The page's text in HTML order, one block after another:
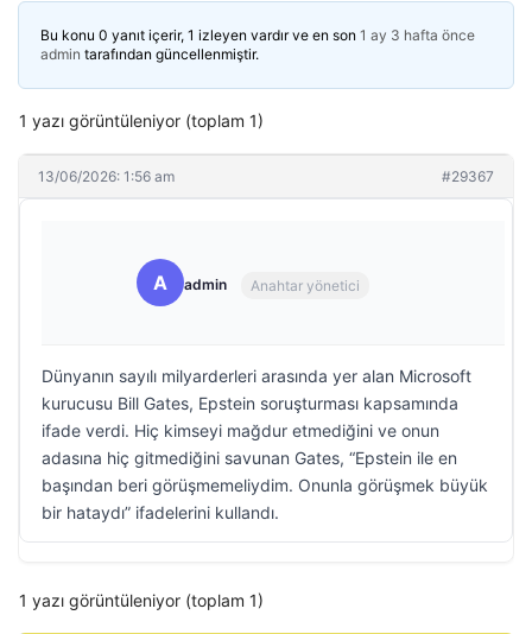
Bu konu 0 yanıt içerir, 1 izleyen vardır ve en son 1 ay 3 hafta önce
admin tarafından güncellenmiştir.
1 yazı görüntüleniyor (toplam 1)
13/06/2026: 1:56 am #29367
A admin Anahtar yönetici
Dünyanın sayılı milyarderleri arasında yer alan Microsoft
kurucusu Bill Gates, Epstein soruşturması kapsamında
ifade verdi. Hiç kimseyi mağdur etmediğini ve onun
adasına hiç gitmediğini savunan Gates, “Epstein ile en
başından beri görüşmemeliydim. Onunla görüşmek büyük
bir hataydı” ifadelerini kullandı.
1 yazı görüntüleniyor (toplam 1)